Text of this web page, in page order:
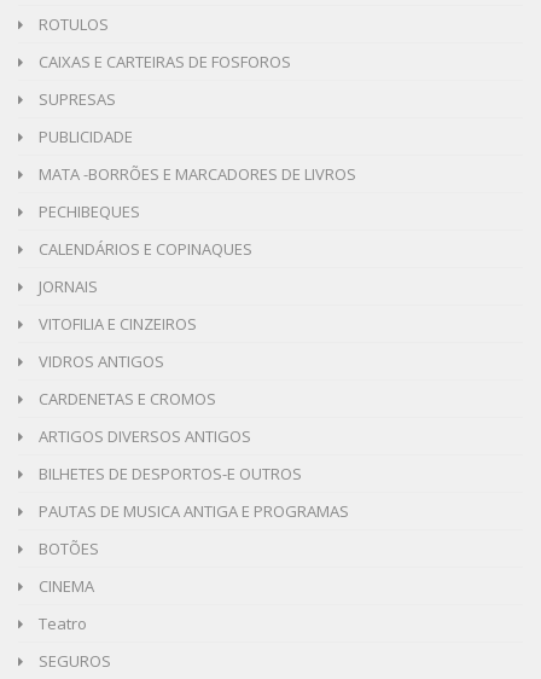
ROTULOS
CAIXAS E CARTEIRAS DE FOSFOROS
SUPRESAS
PUBLICIDADE
MATA -BORRÕES E MARCADORES DE LIVROS
PECHIBEQUES
CALENDÁRIOS E COPINAQUES
JORNAIS
VITOFILIA E CINZEIROS
VIDROS ANTIGOS
CARDENETAS E CROMOS
ARTIGOS DIVERSOS ANTIGOS
BILHETES DE DESPORTOS-E OUTROS
PAUTAS DE MUSICA ANTIGA E PROGRAMAS
BOTÕES
CINEMA
Teatro
SEGUROS